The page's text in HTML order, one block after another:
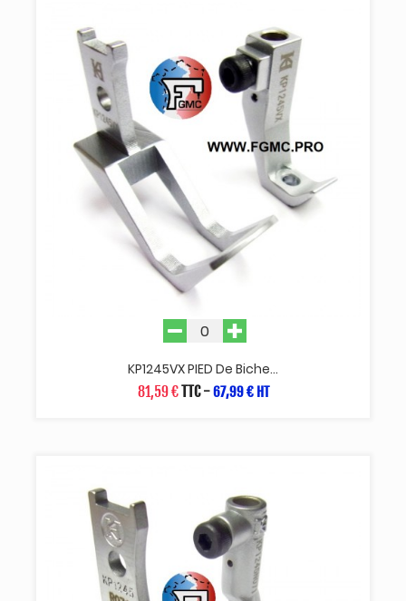
KP1245VX PIED De Biche...
81,59 €TTC-67,99 € HT